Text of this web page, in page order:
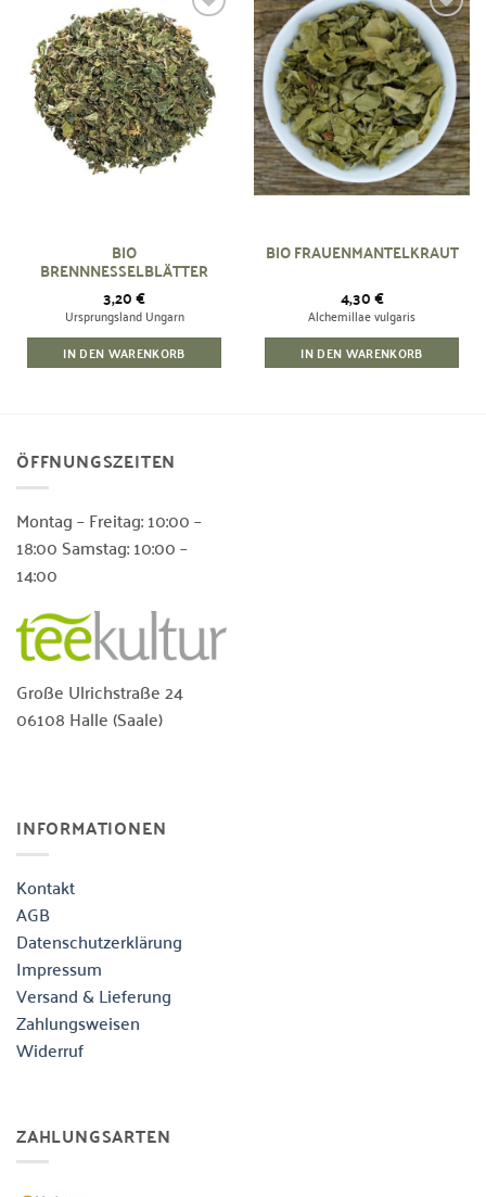
Zur
Wunschliste
hinzufügen
BIO
BRENNNESSELBLÄTTER
3,20€
Ursprungsland Ungarn
IN DEN WARENKORB
Zur
Wunschliste
hinzufügen
BIO FRAUENMANTELKRAUT
4,30€
Alchemillae vulgaris
IN DEN WARENKORB
ÖFFNUNGSZEITEN
Montag – Freitag: 10:00 –
18:00 Samstag: 10:00 –
14:00
Große Ulrichstraße 24
06108 Halle (Saale)
INFORMATIONEN
Kontakt
AGB
Datenschutzerklärung
Impressum
Versand & Lieferung
Zahlungsweisen
Widerruf
ZAHLUNGSARTEN